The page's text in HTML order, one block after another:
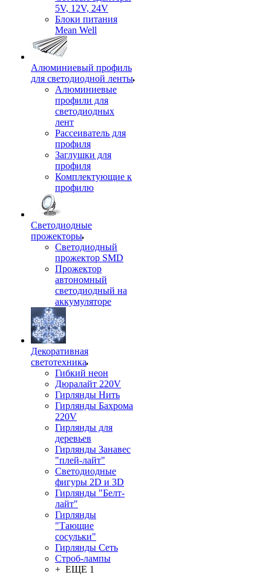
5V, 12V, 24V
Блоки питания
Mean Well
Алюминиевый профиль
для светодиодной ленты
Алюминиевые
профили для
светодиодных
лент
Рассеиватель для
профиля
Заглушки для
профиля
Комплектующие к
профилю
Светодиодные
прожекторы
Светодиодный
прожектор SMD
Прожектор
автономный
светодиодный на
аккумуляторе
Декоративная
светотехника
Гибкий неон
Дюралайт 220V
Гирлянды Нить
Гирлянды Бахрома
220V
Гирлянды для
деревьев
Гирлянды Занавес
"плей-лайт"
Светодиодные
фигуры 2D и 3D
Гирлянды "Белт-
лайт"
Гирлянды
"Тающие
сосульки"
Гирлянды Сеть
Строб-лампы
+ ЕЩЕ 1